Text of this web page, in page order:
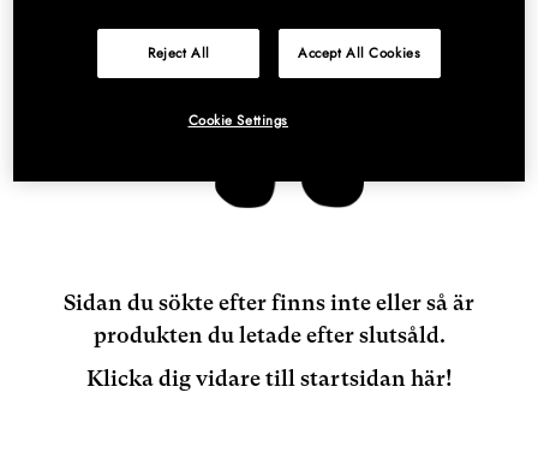
Sidan du sökte efter finns inte eller så är
produkten du letade efter slutsåld.
Klicka dig vidare till startsidan här!
Reject All Accept All Cookies
Cookie Settings